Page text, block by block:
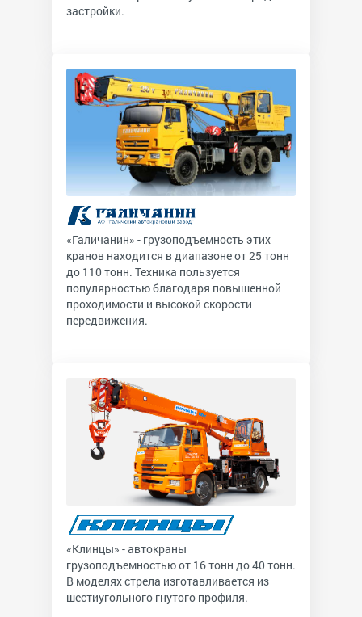
застройки.
«Галичанин» - грузоподъемность этих
кранов находится в диапазоне от 25 тонн
до 110 тонн. Техника пользуется
популярностью благодаря повышенной
проходимости и высокой скорости
передвижения.
«Клинцы» - автокраны
грузоподъемностью от 16 тонн до 40 тонн.
В моделях стрела изготавливается из
шестиугольного гнутого профиля.